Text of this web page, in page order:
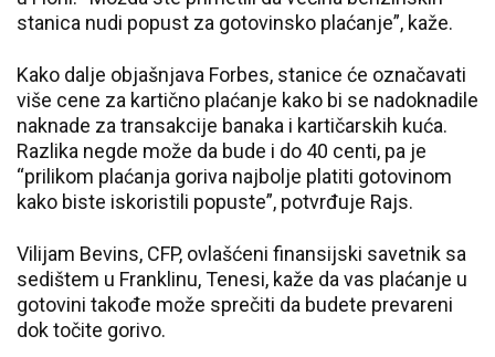
stanica nudi popust za gotovinsko plaćanje”, kaže.
Kako dalje objašnjava Forbes, stanice će označavati
više cene za kartično plaćanje kako bi se nadoknadile
naknade za transakcije banaka i kartičarskih kuća.
Razlika negde može da bude i do 40 centi, pa je
“prilikom plaćanja goriva najbolje platiti gotovinom
kako biste iskoristili popuste”, potvrđuje Rajs.
Vilijam Bevins, CFP, ovlašćeni finansijski savetnik sa
sedištem u Franklinu, Tenesi, kaže da vas plaćanje u
gotovini takođe može sprečiti da budete prevareni
dok točite gorivo.